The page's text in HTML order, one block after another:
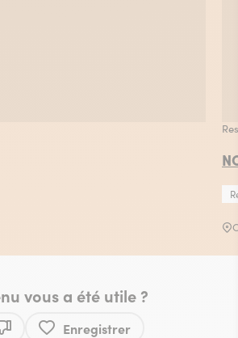
vous a été utile ?
Enregistrer